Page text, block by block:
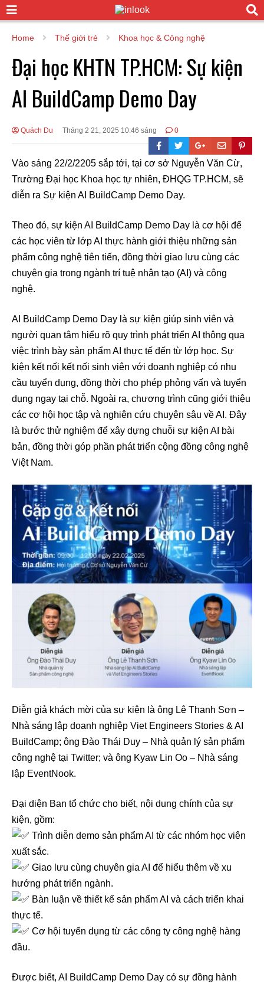
Home Thế giới trẻ Khoa học & Công nghệ
Đại học KHTN TP.HCM: Sự kiện
AI BuildCamp Demo Day
Quách Du Tháng 2 21, 2025 10:46 sáng 0
Vào sáng 22/2/2205 sắp tới, tại cơ sở Nguyễn Văn Cừ,
Trường Đại học Khoa học tự nhiên, ĐHQG TP.HCM, sẽ
diễn ra Sự kiện AI BuildCamp Demo Day.
Theo đó, sự kiện AI BuildCamp Demo Day là cơ hội để
các học viên từ lớp AI thực hành giới thiệu những sản
phẩm công nghệ tiên tiến, đồng thời giao lưu cùng các
chuyên gia trong ngành trí tuệ nhân tạo (AI) và công
nghệ.
AI BuildCamp Demo Day là sự kiện giúp sinh viên và
người quan tâm hiểu rõ quy trình phát triển AI thông qua
việc trình bày sản phẩm AI thực tế đến từ lớp học. Sự
kiện kết nối kết nối sinh viên với doanh nghiệp có nhu
cầu tuyển dụng, đồng thời cho phép phỏng vấn và tuyển
dụng ngay tại chỗ. Ngoài ra, chương trình cũng giới thiệu
các cơ hội học tập và nghiên cứu chuyên sâu về AI. Đây
là bước thử nghiệm để xây dựng chuỗi sự kiện AI bài
bản, đồng thời góp phần phát triển cộng đồng công nghệ
Việt Nam.
Diễn giả khách mời của sự kiện là ông Lê Thanh Sơn –
Nhà sáng lập doanh nghiệp Viet Engineers Stories & AI
BuildCamp; ông Đào Thái Duy – Nhà quản lý sản phẩm
công nghệ tại Twitter; và ông Kyaw Lin Oo – Nhà sáng
lập EventNook.
Đại diện Ban tổ chức cho biết, nội dung chính của sự
kiện, gồm:
Trình diễn demo sản phẩm AI từ các nhóm học viên
xuất sắc.
Giao lưu cùng chuyên gia AI để hiểu thêm về xu
hướng phát triển ngành.
Bàn luận về thiết kế sản phẩm AI và cách triển khai
thực tế.
Cơ hội tuyển dụng từ các công ty công nghệ hàng
đầu.
Được biết, AI BuildCamp Demo Day có sự đồng hành